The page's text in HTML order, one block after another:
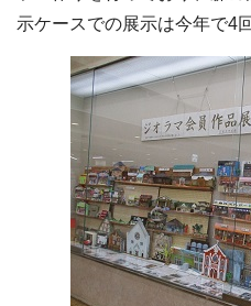
示ケースでの展示は今年で4